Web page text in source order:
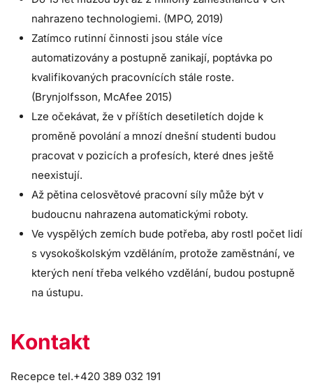
nahrazeno technologiemi. (MPO, 2019)
Zatímco ru­tinní činnosti jsou stále více
automatizovány a postupně zanikají, poptávka po
kvalifikovaných pracovnících stále roste.
(Brynjolfsson, McAfee 2015)
Lze očekávat, že v příštích desetiletích dojde k
proměně povolání a mnozí dnešní studenti budou
pracovat v pozicích a profesích, které dnes ještě
neexistují.
Až pětina celosvětové pracovní síly může být v
budoucnu nahrazena automatickými roboty.
Ve vyspělých zemích bude potřeba, aby rostl počet lidí
s vysokoškolským vzděláním, protože zaměstnání, ve
kterých není třeba velkého vzdělání, budou postupně
na ústupu.
Kontakt
Recepce tel.+420 389 032 191